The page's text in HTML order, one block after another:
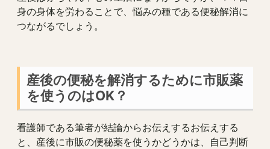
身の身体を労わることで、悩みの種である便秘解消に
つながるでしょう。
産後の便秘を解消するために市販薬
を使うのはOK？
看護師である筆者が結論からお伝えするお伝えする
と、産後に市販の便秘薬を使うかどうかは、自己判断